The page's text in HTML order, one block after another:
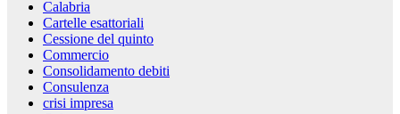
Calabria
Cartelle esattoriali
Cessione del quinto
Commercio
Consolidamento debiti
Consulenza
crisi impresa